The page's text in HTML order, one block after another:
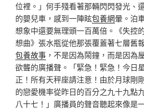
位裡。」何手殘看著那輛閃閃發光、
的嬰兒車，感到一陣眩包養網暈。泊
想象中還要無理頭一百萬倍。《失控
想曲》張水瓶從他那張覆蓋著七層舊
包養故事 ，不是因為鬧鐘，而是因為
欲聾的廣播聲。「緊急！緊急！今日
正！所有天秤座請注意！由於月球剛
的戀愛機率從昨日的百分之九十九點
八十七！」廣播員的聲音聽起來像是